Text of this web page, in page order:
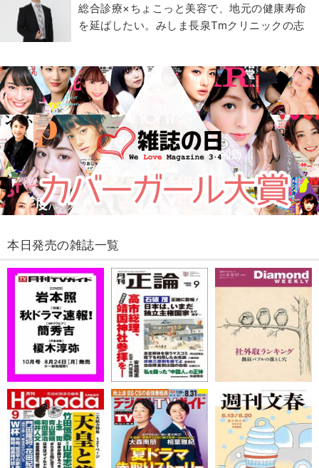
総合診療×ちょこっと美容で、地元の健康寿命
を延ばしたい。みしま長泉Tmクリニックの志
本日発売の雑誌一覧